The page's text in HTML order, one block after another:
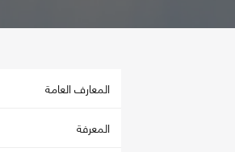
المعارف العامة
المعرفة